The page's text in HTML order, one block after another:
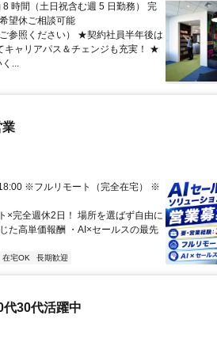
時間（土日祝含む週 5 日勤務） 完
望休ご相談可能
参照ください） ★契約社員半年後は
ャリアパス＆チェンジも充実！ ★
...
業
※フルリモート（完全在宅） ※
×完全週休2日！ 場所を選ばず自由に
た高単価報酬 ・AI×セールスの最先
在宅OK 長期歓迎
30代活躍中